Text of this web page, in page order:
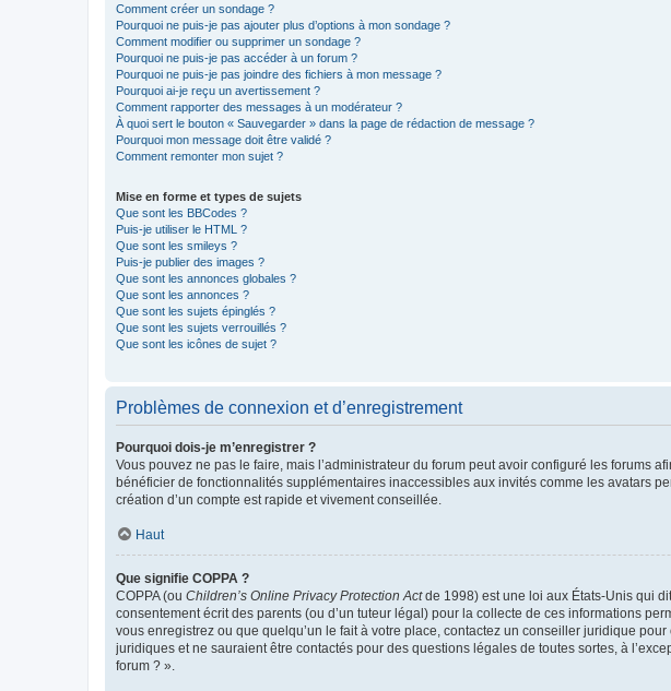
Comment créer un sondage ?
Pourquoi ne puis-je pas ajouter plus d’options à mon sondage ?
Comment modifier ou supprimer un sondage ?
Pourquoi ne puis-je pas accéder à un forum ?
Pourquoi ne puis-je pas joindre des fichiers à mon message ?
Pourquoi ai-je reçu un avertissement ?
Comment rapporter des messages à un modérateur ?
À quoi sert le bouton « Sauvegarder » dans la page de rédaction de message ?
Pourquoi mon message doit être validé ?
Comment remonter mon sujet ?
Mise en forme et types de sujets
Que sont les BBCodes ?
Puis-je utiliser le HTML ?
Que sont les smileys ?
Puis-je publier des images ?
Que sont les annonces globales ?
Que sont les annonces ?
Que sont les sujets épinglés ?
Que sont les sujets verrouillés ?
Que sont les icônes de sujet ?
Problèmes de connexion et d’enregistrement
Pourquoi dois-je m’enregistrer ?
Vous pouvez ne pas le faire, mais l’administrateur du forum peut avoir configuré les forums
bénéficier de fonctionnalités supplémentaires inaccessibles aux invités comme les avatars
création d’un compte est rapide et vivement conseillée.
Haut
Que signifie COPPA ?
COPPA (ou Children’s Online Privacy Protection Actde 1998) est une loi aux États-Unis qui
consentement écrit des parents (ou d’un tuteur légal) pour la collecte de ces informations
vous enregistrez ou que quelqu’un le fait à votre place, contactez un conseiller juridique
juridiques et ne sauraient être contactés pour des questions légales de toutes sortes, à
forum ? ».